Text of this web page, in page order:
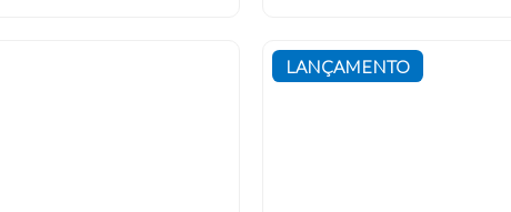
LANÇAMENTO